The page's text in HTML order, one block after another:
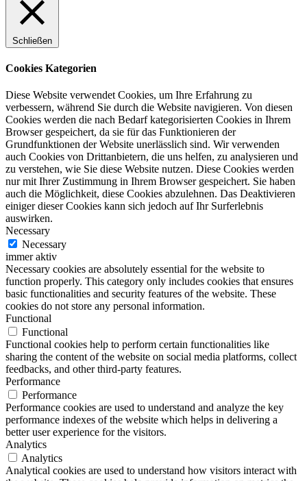
Schließen
Cookies Kategorien
Diese Website verwendet Cookies, um Ihre Erfahrung zu
verbessern, während Sie durch die Website navigieren. Von diesen
Cookies werden die nach Bedarf kategorisierten Cookies in Ihrem
Browser gespeichert, da sie für das Funktionieren der
Grundfunktionen der Website unerlässlich sind. Wir verwenden
auch Cookies von Drittanbietern, die uns helfen, zu analysieren und
zu verstehen, wie Sie diese Website nutzen. Diese Cookies werden
nur mit Ihrer Zustimmung in Ihrem Browser gespeichert. Sie haben
auch die Möglichkeit, diese Cookies abzulehnen. Das Deaktivieren
einiger dieser Cookies kann sich jedoch auf Ihr Surferlebnis
auswirken.
Necessary
Necessary
immer aktiv
Necessary cookies are absolutely essential for the website to
function properly. This category only includes cookies that ensures
basic functionalities and security features of the website. These
cookies do not store any personal information.
Functional
Functional
Functional cookies help to perform certain functionalities like
sharing the content of the website on social media platforms, collect
feedbacks, and other third-party features.
Performance
Performance
Performance cookies are used to understand and analyze the key
performance indexes of the website which helps in delivering a
better user experience for the visitors.
Analytics
Analytics
Analytical cookies are used to understand how visitors interact with